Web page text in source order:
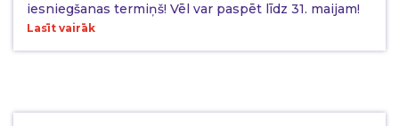
iesniegšanas termiņš! Vēl var paspēt līdz 31. maijam!
Lasīt vairāk